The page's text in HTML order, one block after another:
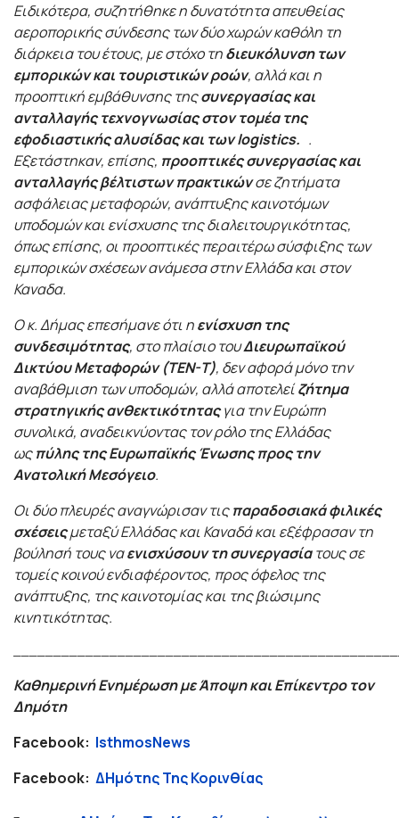
Ειδικότερα, συζητήθηκε η δυνατότητα απευθείας
αεροπορικής σύνδεσης των δύο χωρών καθόλη τη
διάρκεια του έτους, με στόχο τηδιευκόλυνση των
εμπορικών και τουριστικών ροών, αλλά και η
προοπτική εμβάθυνσης τηςσυνεργασίας και
ανταλλαγής τεχνογνωσίας στον τομέα της
εφοδιαστικής αλυσίδας και τωνlogistics. .
Εξετάστηκαν, επίσης, προοπτικές συνεργασίας και
ανταλλαγής βέλτιστων πρακτικώνσε ζητήματα
ασφάλειας μεταφορών, ανάπτυξης καινοτόμων
υποδομών και ενίσχυσης της διαλειτουργικότητας,
όπως επίσης, οι προοπτικές περαιτέρω σύσφιξης των
εμπορικών σχέσεων ανάμεσα στην Ελλάδα και στον
Καναδα.
Ο κ. Δήμας επεσήμανε ότι ηενίσχυση της
συνδεσιμότητας, στο πλαίσιο τουΔιευρωπαϊκού
Δικτύου Μεταφορών (TEN-T), δεν αφορά μόνο την
αναβάθμιση των υποδομών, αλλά αποτελείζήτημα
στρατηγικής ανθεκτικότηταςγια την Ευρώπη
συνολικά, αναδεικνύοντας τον ρόλο της Ελλάδας
ωςπύλης της Ευρωπαϊκής Ένωσης προς την
Ανατολική Μεσόγειο.
Οι δύο πλευρές αναγνώρισαν τιςπαραδοσιακά φιλικές
σχέσειςμεταξύ Ελλάδας και Καναδά και εξέφρασαν τη
βούλησή τους ναενισχύσουν τη συνεργασίατους σε
τομείς κοινού ενδιαφέροντος, προς όφελος της
ανάπτυξης, της καινοτομίας και της βιώσιμης
κινητικότητας.
Καθημερινή Ενημέρωση με Άποψη και Επίκεντρο τον
Δημότη
Facebook: IsthmosNews
Facebook: ΔΗμότης Της Κορινθίας